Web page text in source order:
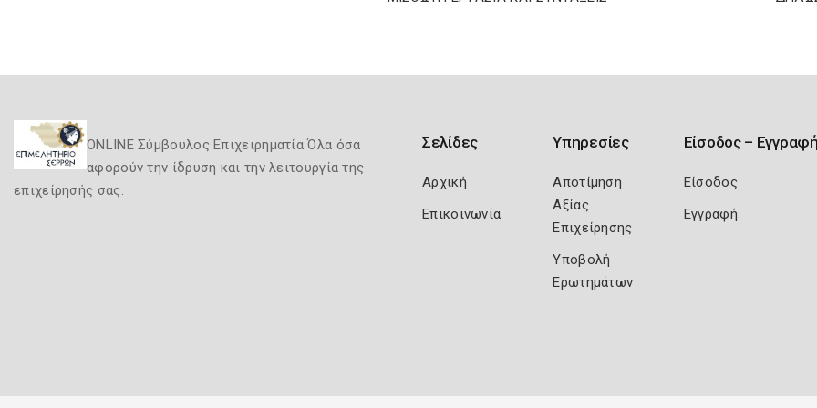
ONLINE Σύμβουλος Επιχειρηματία Όλα όσα
αφορούν την ίδρυση και την λειτουργία της
επιχείρησής σας.
Σελίδες
Αρχική
Επικοινωνία
Υπηρεσίες
Αποτίμηση
Αξίας
Επιχείρησης
Υποβολή
Ερωτημάτων
Είσοδος –
Είσοδος
Εγγραφή